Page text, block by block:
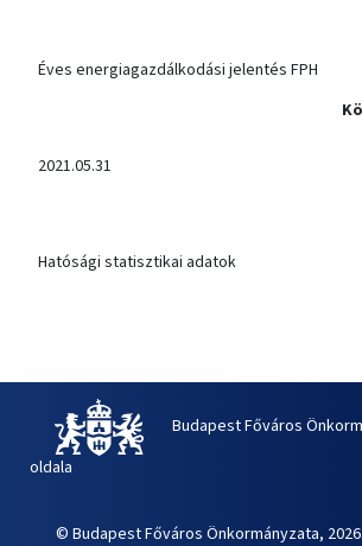
Éves energiagazdálkodási jelentés FPH
2021.05.31
Hatósági statisztikai adatok
Budapest Főváros
oldala
© Budapest Főváros Önkormányzata,